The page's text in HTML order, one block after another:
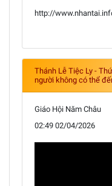
http://
Thánh Lễ Tiệc Ly -
người không có thể
Giáo Hội Năm Châu
02:49 02/04/2026